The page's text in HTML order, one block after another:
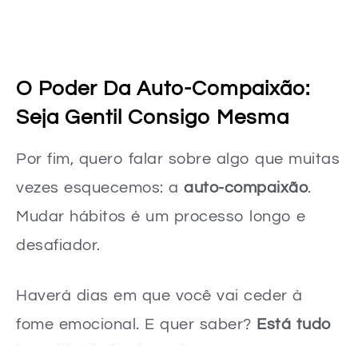
O Poder Da Auto-Compaixão:
Seja Gentil Consigo Mesma
Por fim, quero falar sobre algo que muitas
vezes esquecemos: a auto-compaixão.
Mudar hábitos é um processo longo e
desafiador.
Haverá dias em que você vai ceder à
fome emocional. E quer saber? Está tudo